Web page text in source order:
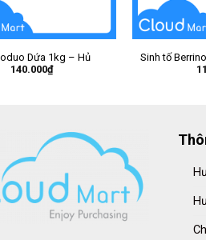
Dứa 1kg – Hủ
140.000₫
Sinh tố